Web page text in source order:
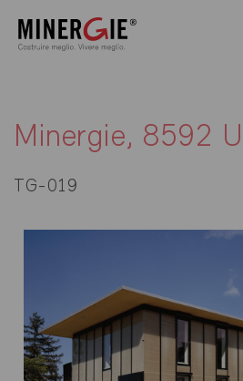
Minergie, 8592
TG-019